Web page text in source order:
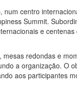
centro
Summit.
e
redondas e
a organização. O
aos participantes